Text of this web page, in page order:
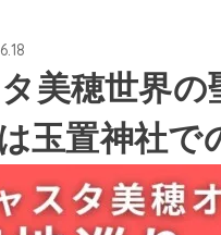
タ美穂世界
玉置神社で